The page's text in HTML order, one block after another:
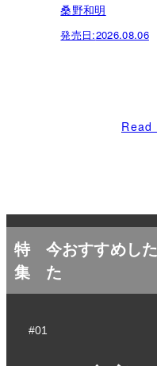
桑野和明
発売日:2026.08.06
Read
特
集
今おすすめし
た
#01